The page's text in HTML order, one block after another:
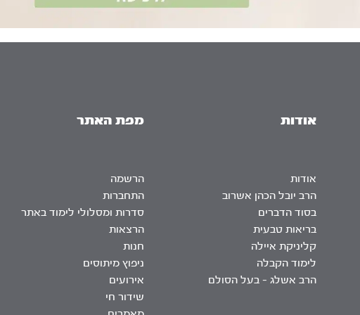
אודות
אודות
הרב יובל הכהן אשרוב
בסוד הדברים
בריאות טבעית
קליניקת איילה
לימוד הקבלה
הרב אשלג – בעל הסולם
מפת האתר
הרשמה
התחברות
סדרות ומסלולי לימוד באתר
הרצאות
חנות
ניפוץ מיתוסים
אירועים
שידור חי